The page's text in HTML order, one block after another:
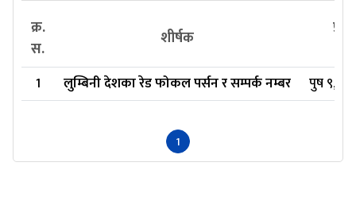
क्र.
स.
शीर्षक
1 लुम्बिनी देशका रेड फोकल पर्सन र सम्पर्क नम्बर पुष ९,
1